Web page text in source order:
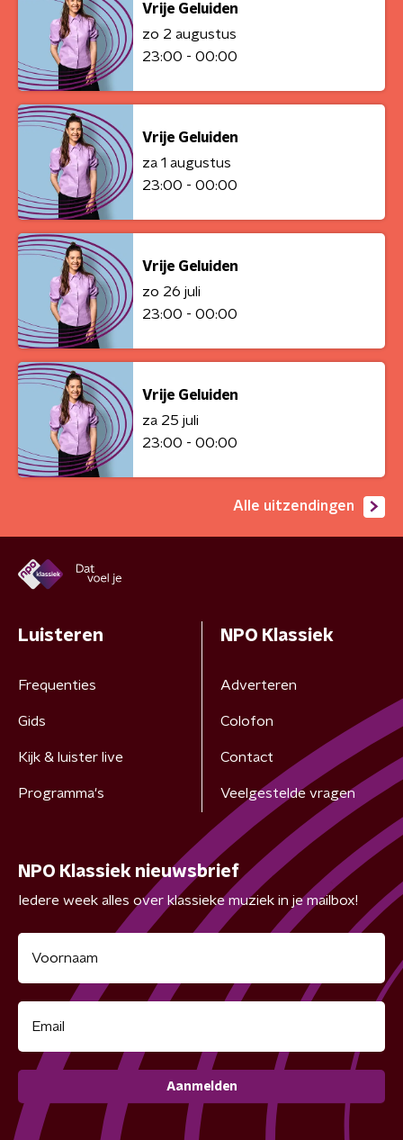
Vrije Geluiden
zo 2 augustus
23:00 - 00:00
Vrije Geluiden
za 1 augustus
23:00 - 00:00
Vrije Geluiden
zo 26 juli
23:00 - 00:00
Vrije Geluiden
za 25 juli
23:00 - 00:00
Alle uitzendingen
Luisteren
Frequenties
Gids
Kijk & luister live
Programma's
NPO Klassiek
Adverteren
Colofon
Contact
Veelgestelde vragen
NPO Klassiek nieuwsbrief
Iedere week alles over klassieke muziek in je mailbox!
Aanmelden